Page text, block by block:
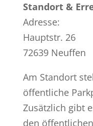
Standort &
Adresse:
Hauptstr. 26
72639 Neuffen
Am Standort
öffentliche
Zusätzlich gibt
den